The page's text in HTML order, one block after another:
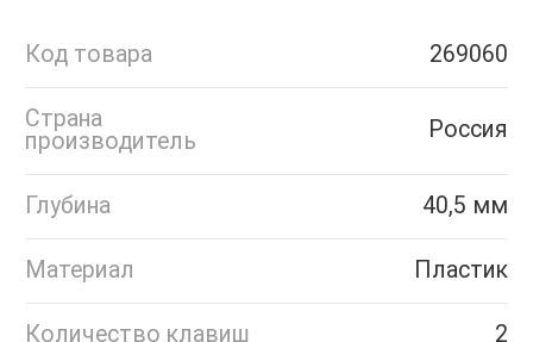
Код товара 269060
Страна
производитель
Россия
Глубина 40,5 мм
Материал Пластик
Количество клавиш 2